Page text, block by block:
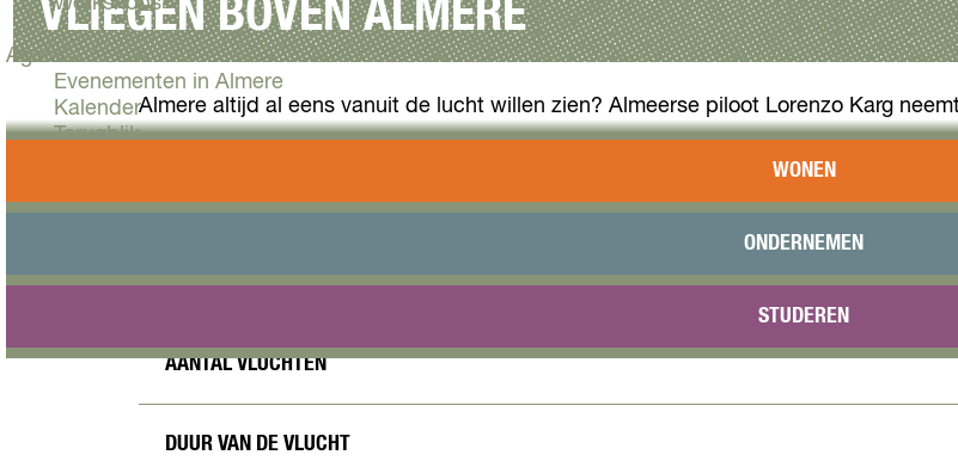
Agenda
Evenementen in Almere
Kalender
Terugblik
Arrangementen
VVV Almere
WONEN
ONDERNEMEN
STUDEREN
VLIEGEN BOVEN ALMERE
Almere altijd al eens vanuit de lucht willen zien? Almeerse piloot Lorenzo Karg
Almeerders mee op een bijzondere tocht boven Almere. Volg de instructies op het
doen. Hieronder vind je de voorwaarden waar je rekening mee moet houden
VOORWAARDEN
AANTAL VLUCHTEN
DUUR VAN DE VLUCHT